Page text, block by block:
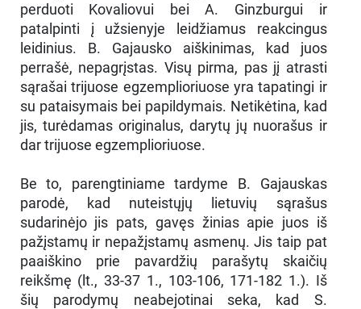
perduoti Kovaliovui bei A. Ginzburgui ir
patalpinti į užsienyje leidžiamus reakcingus
leidinius. B. Gajausko aiškinimas, kad juos
perrašė, nepagrįstas. Visų pirma, pas jį atrasti
sąrašai trijuose egzemplioriuose yra tapatingi ir
su pataisymais bei papildymais. Netikėtina, kad
jis, turėdamas originalus, darytų jų nuorašus ir
dar trijuose egzemplioriuose.
Be to, parengtiniame tardyme B. Gajauskas
parodė, kad nuteistųjų lietuvių sąrašus
sudarinėjo jis pats, gavęs žinias apie juos iš
pažįstamų ir nepažįstamų asmenų. Jis taip pat
paaiškino prie pavardžių parašytų skaičių
reikšmę (lt., 33-37 1., 103-106, 171-182 1.). Iš
šių parodymų neabejotinai seka, kad S.